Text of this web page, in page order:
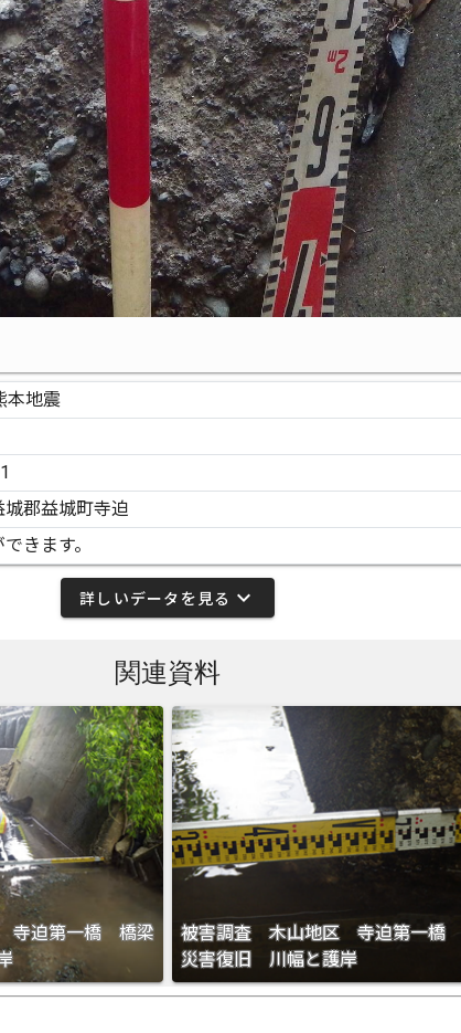
本地震
郡益城町寺迫
きます。
詳しいデータを見る expand_more
関連資料
寺迫第一橋 橋梁
被害調査 木山地区 寺迫第一橋
災害復旧 川幅と護岸